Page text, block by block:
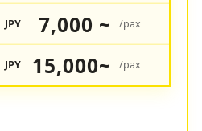
JPY 7,000 ~ /pax
JPY 15,000~ /pax